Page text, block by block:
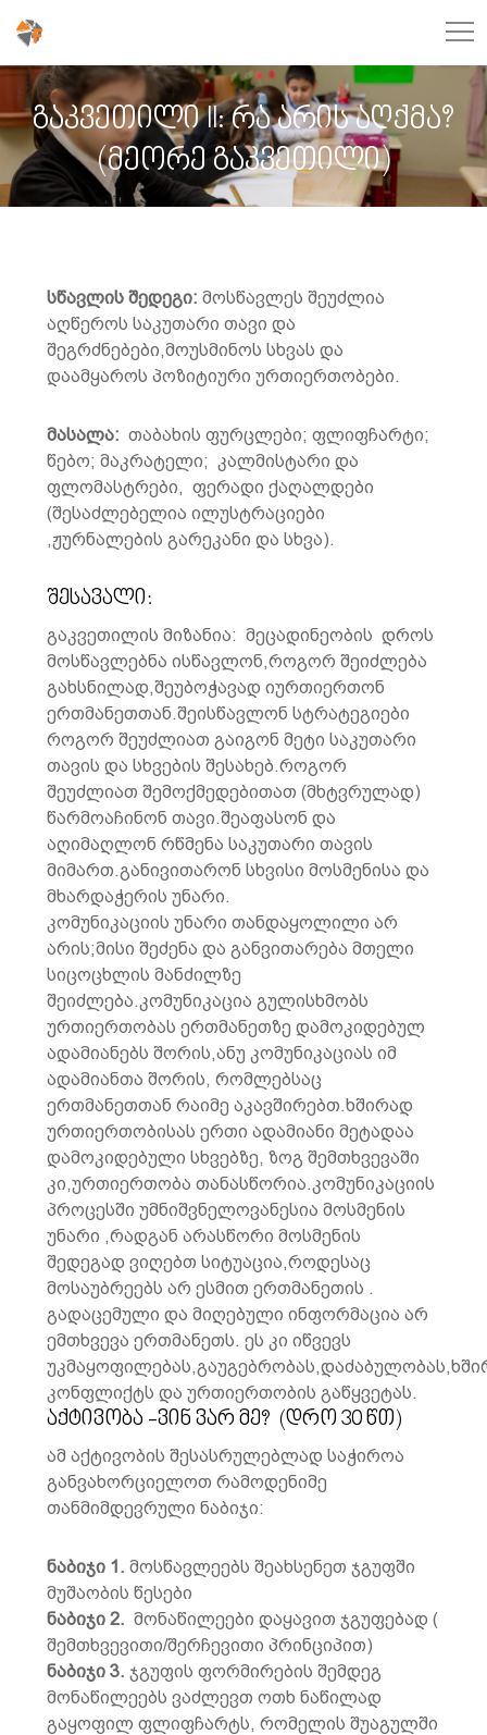
გაკვეთილი II: რა არის აღქმა?
(მეორე გაკვეთილი)
სწავლის შედეგი: მოსწავლეს შეუძლია
აღწეროს საკუთარი თავი და
შეგრძნებები,მოუსმინოს სხვას და
დაამყაროს პოზიტიური ურთიერთობები.
მასალა: თაბახის ფურცლები; ფლიფჩარტი;
წებო; მაკრატელი; კალმისტარი და
ფლომასტრები, ფერადი ქაღალდები
(შესაძლებელია ილუსტრაციები
,ჟურნალების გარეკანი და სხვა).
შესავალი:
გაკვეთილის მიზანია: მეცადინეობის დროს
მოსწავლებნა ისწავლონ,როგორ შეიძლება
გახსნილად,შეუბოჭავად იურთიერთონ
ერთმანეთთან.შეისწავლონ სტრატეგიები
როგორ შეუძლიათ გაიგონ მეტი საკუთარი
თავის და სხვების შესახებ.როგორ
შეუძლიათ შემოქმედებითათ (მხტვრულად)
წარმოაჩინონ თავი.შეაფასონ და
აღიმაღლონ რწმენა საკუთარი თავის
მიმართ.განივითარონ სხვისი მოსმენისა და
მხარდაჭერის უნარი.
კომუნიკაციის უნარი თანდაყოლილი არ
არის;მისი შეძენა და განვითარება მთელი
სიცოცხლის მანძილზე
შეიძლება.კომუნიკაცია გულისხმობს
ურთიერთობას ერთმანეთზე დამოკიდებულ
ადამიანებს შორის,ანუ კომუნიკაციას იმ
ადამიანთა შორის, რომლებსაც
ერთმანეთთან რაიმე აკავშირებთ.ხშირად
ურთიერთობისას ერთი ადამიანი მეტადაა
დამოკიდებული სხვებზე, ზოგ შემთხვევაში
კი,ურთიერთობა თანასწორია.კომუნიკაციის
პროცესში უმნიშვნელოვანესია მოსმენის
უნარი ,რადგან არასწორი მოსმენის
შედეგად ვიღებთ სიტუაცია,როდესაც
მოსაუბრეებს არ ესმით ერთმანეთის .
გადაცემული და მიღებული ინფორმაცია არ
ემთხვევა ერთმანეთს. ეს კი იწვევს
კონფლიქტს და ურთიერთობის გაწყვეტას.
აქტივობა -ვინ ვარ მე? (დრო 30 წთ)
ამ აქტივობის შესასრულებლად საჭიროა
განვახორციელოთ რამოდენიმე
თანმიმდევრული ნაბიჯი:
ნაბიჯი 1. მოსწავლეებს შეახსენეთ ჯგუფში
მუშაობის წესები
ნაბიჯი 2. მონაწილეები დაყავით ჯგუფებად (
შემთხვევითი/შერჩევითი პრინციპით)
ნაბიჯი 3. ჯგუფის ფორმირების შემდეგ
მონაწილეებს ვაძლევთ ოთხ ნაწილად
გაყოფილ ფლიფჩარტს, რომელის შუაგულში